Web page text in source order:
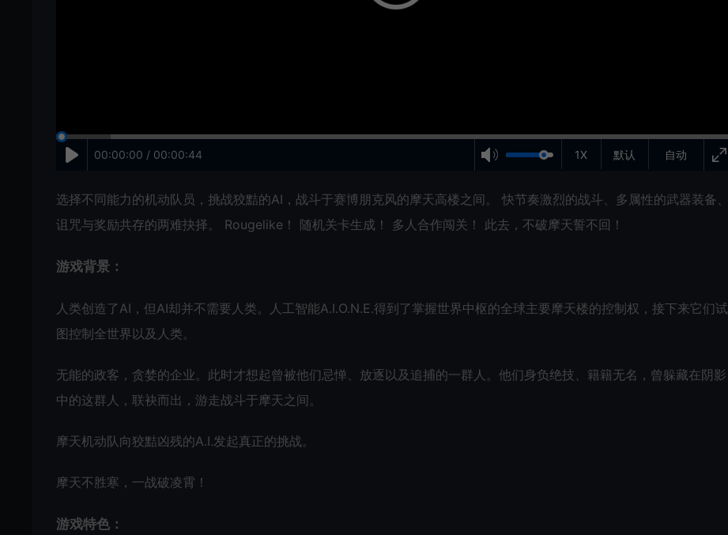
自动
1X 默认
00:00:00 / 00:00:44
选择不同能力的机动队员，挑战狡黠的AI，战斗于赛博朋克风的摩天高楼之间。 快节奏激烈的战斗、多属性的武器装备、
诅咒与奖励共存的两难抉择。 Rougelike！ 随机关卡生成！ 多人合作闯关！ 此去，不破摩天誓不回！
游戏背景：
人类创造了AI，但AI却并不需要人类。人工智能A.I.O.N.E.得到了掌握世界中枢的全球主要摩天楼的控制权，接下来它们试
图控制全世界以及人类。
无能的政客，贪婪的企业。此时才想起曾被他们忌惮、放逐以及追捕的一群人。他们身负绝技、籍籍无名，曾躲藏在阴影
中的这群人，联袂而出，游走战斗于摩天之间。
摩天机动队向狡黠凶残的A.I.发起真正的挑战。
摩天不胜寒，一战破凌霄！
游戏特色：